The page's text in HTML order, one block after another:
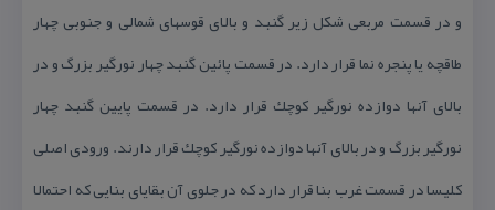
و در قسمت مربعی شكل زیر گنبد و بالای قوسهای شمالی و جنوبی چهار
طاقچه یا پنجره نما قرار دارد. در قسمت پائین گنبد چهار نورگیر بزرگ و در
بالای آنها دوازده نورگیر كوچك قرار دارد. در قسمت پایین گنبد چهار
نورگیر بزرگ و در بالای آنها دوازده نورگیر كوچك قرار دارند. ورودی اصلی
كلیسا در قسمت غرب بنا قرار دارد كه در جلوی آن بقایای بنایی كه احتمالا